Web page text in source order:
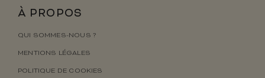
À PROPOS
QUI SOMMES-NOUS ?
MENTIONS LÉGALES
POLITIQUE DE COOKIES